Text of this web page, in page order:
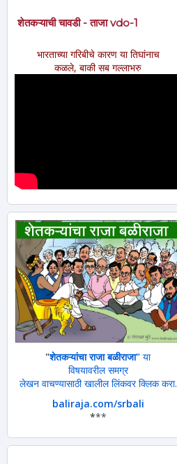
शेतकऱ्याची चावडी - ताजा vdo-1
भारताच्या गरिबीचे कारण या तिघांनाच
कळले, बाकी सब गल्लाभरु
"शेतकऱ्यांचा राजा बळीराजा" या
विषयावरील समग्र
लेखन वाचण्यासाठी खालील लिंकवर क्लिक करा.
baliraja.com/srbali
***